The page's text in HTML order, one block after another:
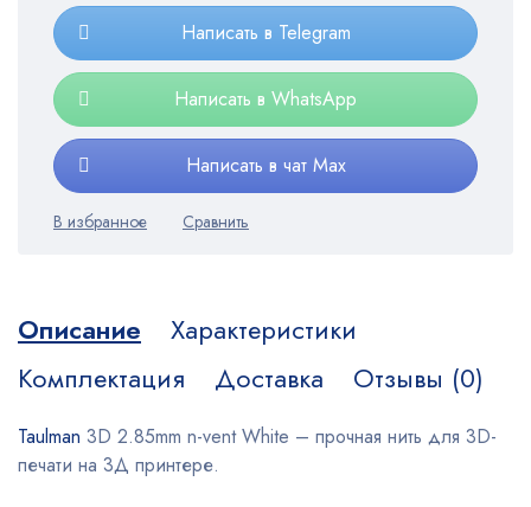
Написать в Telegram
Написать в WhatsApp
Написать в чат Max
Описание
Характеристики
Комплектация
Доставка Отзывы (0)
Taulman 3D 2.85mm n-vent White – прочная нить для 3D-
печати на 3Д принтере.